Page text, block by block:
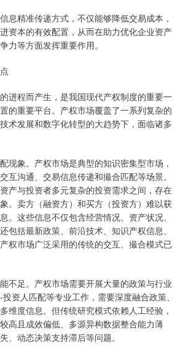
息精准传递方式，不仅能够降低交易成本，
资本的有效配置，从而在助力优化企业资产
力等方面发挥重要作用。
进程而产生，是我国现代产权制度的重要一
的重要平台。产权市场覆盖了一系列复杂的
术发展和数字化转型的大趋势下，面临诸多
现象。产权市场是典型的知识密集型市场，
互沟通、交易信息传递和撮合匹配等场景。
产与投资者多元复杂的投资需求之间，存在
。卖方（融资方）和买方（投资方）难以获
。这些信息不仅包含经营情况、资产状况、
包括最新政策、前沿技术、知识产权信息、
权市场广泛采用的传统的交互、撮合模式已
不足。产权市场需要开展大量的政策与行业
资人匹配等专业工作，需要深度融合政策、
维度信息。但传统研究模式依赖人工经验，
高且成效偏低、多源异构数据整合能力薄
、动态决策支持滞后等问题。